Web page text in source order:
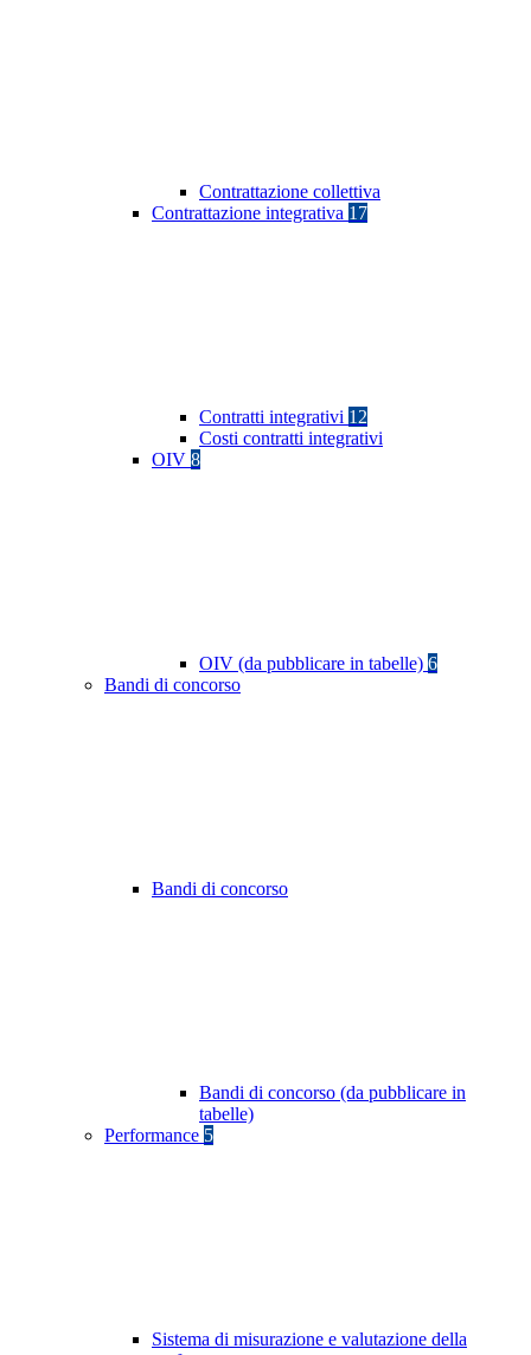
Contrattazione collettiva
Contrattazione integrativa 17
Contratti integrativi 12
Costi contratti integrativi
OIV 8
OIV (da pubblicare in tabelle) 6
Bandi di concorso
Bandi di concorso
Bandi di concorso (da pubblicare in
tabelle)
Performance 5
Sistema di misurazione e valutazione della